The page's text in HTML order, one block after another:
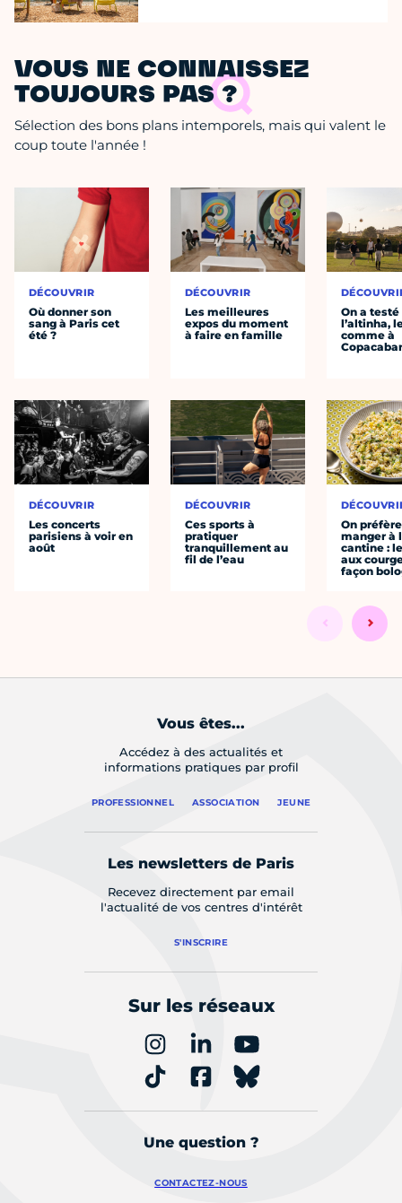
VOUS NE CONNAISSEZ
TOUJOURS PAS ?
Sélection des bons plans intemporels, mais qui valent le
coup toute l'année !
DÉCOUVRIR
Où donner son
sang à Paris cet
été ?
DÉCOUVRIR
Les concerts
parisiens à voir en
août
DÉCOUVRIR
Les meilleures
expos du moment
à faire en famille
DÉCOUVRIR
Ces sports à
pratiquer
tranquillement au
fil de l’eau
On a testé
l’altinha,
comme à
On préfère
manger à
cantine :
aux
façon
Vous êtes...
Accédez à des actualités et
informations pratiques par profil
PROFESSIONNEL ASSOCIATION JEUNE
Les newsletters de Paris
Recevez directement par email
l'actualité de vos centres d'intérêt
S'INSCRIRE
Sur les réseaux
Une question ?
CONTACTEZ-NOUS